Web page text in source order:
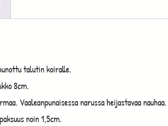
talutin koiralle.
8cm.
Vaaleanpunaisessa narussa heijastavaa nauhaa.
noin 1,5cm.